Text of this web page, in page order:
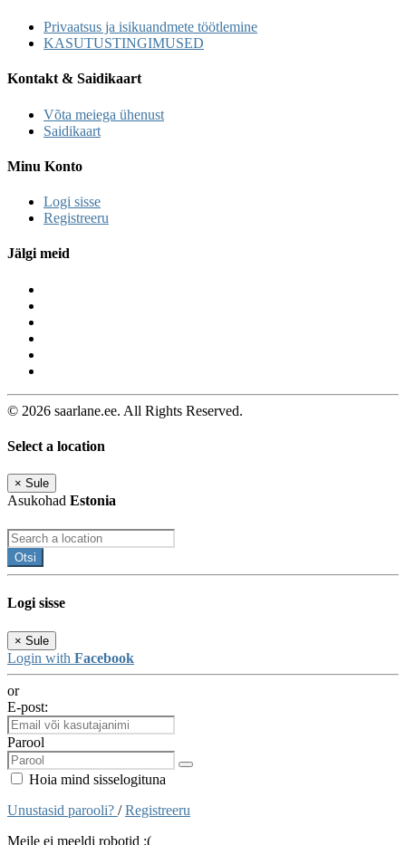
Privaatsus ja isikuandmete töötlemine
KASUTUSTINGIMUSED
Kontakt & Saidikaart
Võta meiega ühenust
Saidikaart
Minu Konto
Logi sisse
Registreeru
Jälgi meid
© 2026 saarlane.ee. All Rights Reserved.
Select a location
× Sule
Asukohad Estonia
Otsi
Logi sisse
× Sule
Login with Facebook
or
E-post:
Parool
Hoia mind sisselogituna
Unustasid parooli? /Registreeru
Meile ei meeldi robotid :(